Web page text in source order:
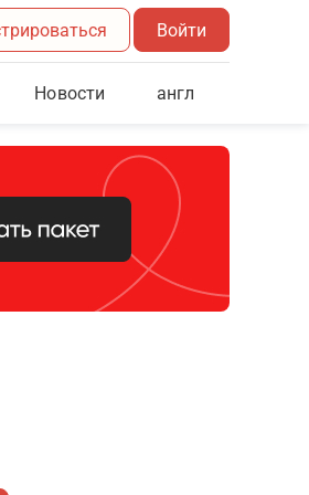
Войти
Новости англ